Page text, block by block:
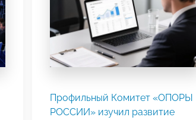
Профильный Комитет «ОПОРЫ
РОССИИ» изучил развитие